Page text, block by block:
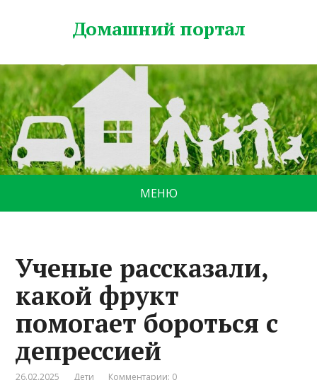
Домашний портал
МЕНЮ
Ученые рассказали,
какой фрукт
помогает бороться с
депрессией
26.02.2025 Дети Комментарии: 0